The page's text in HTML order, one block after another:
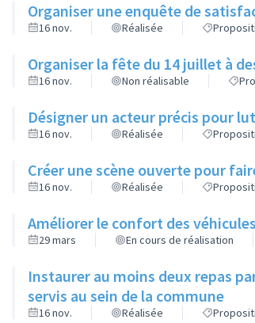
Organiser une enquête de
16 nov. Réalisée
Organiser la fête du 14 juillet à
16 nov. Non réalisable
Désigner un acteur précis pour
16 nov. Réalisée
Créer une scène ouverte pour
16 nov. Réalisée
Améliorer le confort des
29 mars En cours de réalisation
Instaurer au moins deux repas
servis au sein de la commune
16 nov. Réalisée